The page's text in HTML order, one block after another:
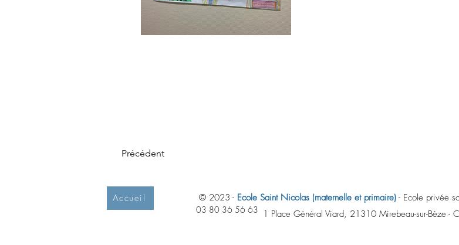
Précédent
Accueil © 2023 - Ecole Saint Nicolas (maternelle et primaire) - Ecole privée
1 Place Général Viard, 21310 Mirebeau-sur-Bèze -
03 80 36 56 63